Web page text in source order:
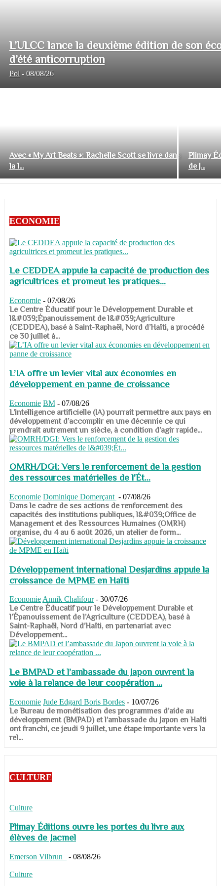
L’ULCC lance la deuxième édition de son
d’été anticorruption
Pol - 08/08/26
Avec « My Art Beats »: Rachelle Scott se livre dans
la l...
Plimay
de J...
ECONOMIE
Le CEDDEA appuie la capacité de production des
agricultrices et promeut les pratiques...
Economie - 07/08/26
​​​​​​​Le Centre Éducatif pour le Développement Durable et
l&#039;Épanouissement de l&#039;Agriculture
(CEDDEA), basé à Saint-Raphaël, Nord d’Haïti, a procédé
ce 30 juillet à...
L’IA offre un levier vital aux économies en
développement en panne de croissance
Economie BM - 07/08/26
​​​​​​​L’intelligence artificielle (IA) pourrait permettre aux pays en
développement d’accomplir en une décennie ce qui
prendrait autrement un siècle, à condition d’agir rapide...
OMRH/DGI: Vers le renforcement de la gestion
des ressources matérielles de l'Ét...
Economie Dominique Domerçant - 07/08/26
Dans le cadre de ses actions de renforcement des
capacités des institutions publiques, l&#039;Office de
Management et des Ressources Humaines (OMRH)
organise, du 4 au 6 août 2026, un atelier de form...
Développement international Desjardins appuie la
croissance de MPME en Haïti
Economie Annik Chalifour - 30/07/26
​​​​​​​Le Centre Éducatif pour le Développement Durable et
l’Épanouissement de l’Agriculture (CEDDEA), basé à
Saint-Raphaël, Nord d’Haïti, en partenariat avec
Développement...
Le BMPAD et l’ambassade du Japon ouvrent la
voie à la relance de leur coopération ...
Economie Jude Edgard Boris Bordes - 10/07/26
​​​​​​​Le Bureau de monétisation des programmes d’aide au
développement (BMPAD) et l’ambassade du Japon en Haïti
ont franchi, ce jeudi 9 juillet, une étape importante vers la
rel...
CULTURE
Culture
Plimay Éditions ouvre les portes du livre aux
élèves de Jacmel
Emerson Vilbrun - 08/08/26
Culture